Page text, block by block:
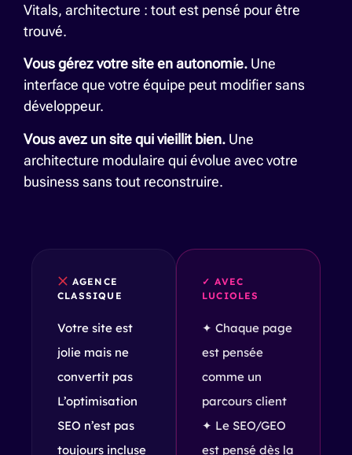
Vitals, architecture : tout est pensé pour être
trouvé.
Vous gérez votre site en autonomie. Une
interface que votre équipe peut modifier sans
développeur.
Vous avez un site qui vieillit bien. Une
architecture modulaire qui évolue avec votre
business sans tout reconstruire.
AGENCE
CLASSIQUE
Votre site est
jolie mais ne
convertit pas
L’optimisation
SEO n’est pas
toujours incluse
✓ AVEC
LUCIOLES
✦ Chaque page
est pensée
comme un
parcours client
✦ Le SEO/GEO
est pensé dès la